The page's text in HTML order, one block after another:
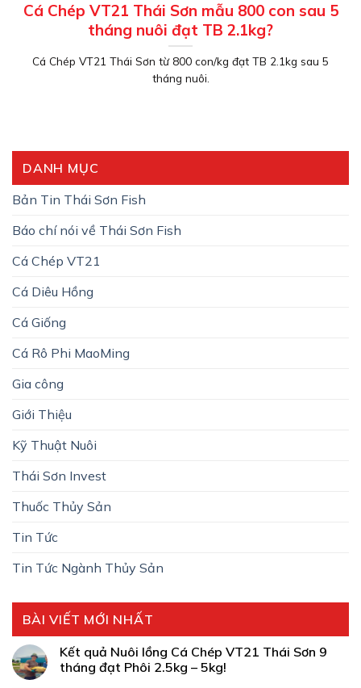
Cá Chép VT21 Thái Sơn mẫu 800 con sau 5
tháng nuôi đạt TB 2.1kg?
Cá Chép VT21 Thái Sơn từ 800 con/kg đạt TB 2.1kg sau 5
tháng nuôi.
DANH MỤC
Bản Tin Thái Sơn Fish
Báo chí nói về Thái Sơn Fish
Cá Chép VT21
Cá Diêu Hồng
Cá Giống
Cá Rô Phi MaoMing
Gia công
Giới Thiệu
Kỹ Thuật Nuôi
Thái Sơn Invest
Thuốc Thủy Sản
Tin Tức
Tin Tức Ngành Thủy Sản
BÀI VIẾT MỚI NHẤT
Kết quả Nuôi lồng Cá Chép VT21 Thái Sơn 9
tháng đạt Phôi 2.5kg – 5kg!